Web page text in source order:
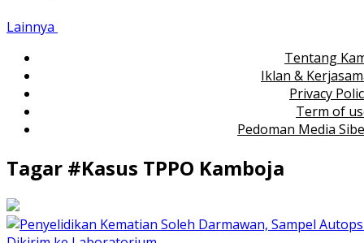
Lainnya
Tentang
Iklan &
Privacy
Term of
Pedoman Media
Tagar #Kasus TPPO Kamboja